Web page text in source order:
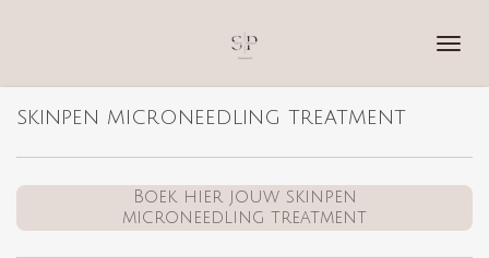
skinpen microneedling treatment
Boek hier jouw skinpen
microneedling treatment